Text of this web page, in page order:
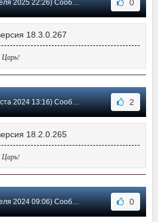
2025 22:26) Сообщение #59 0
18.3.0.267
Царь!
2024 13:16) Сообщение #58 2
18.2.0.265
Царь!
2024 09:06) Сообщение #57 0